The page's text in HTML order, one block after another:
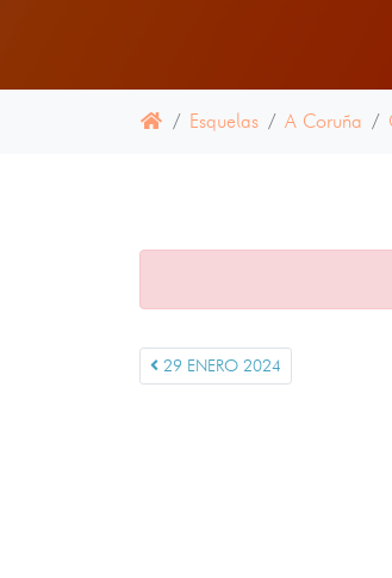
Esquelas A Coruña
29 ENERO 2024